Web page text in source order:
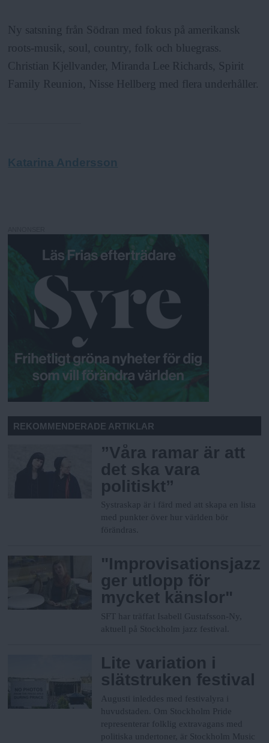
Ny satsning från Södran med fokus på amerikansk
roots-musik, soul, country, folk och bluegrass.
Christian Kjellvander, Miranda Lee Richards, Spirit
Family Reunion, Nisse Hellberg med flera underhåller.
Katarina Andersson
REKOMMENDERADE ARTIKLAR
”Våra ramar är att
det ska vara
politiskt”
Systraskap är i färd med att skapa en lista
med punkter över hur världen bör
förändras.
"Improvisationsjazz
ger utlopp för
mycket känslor"
SFT har träffat Isabell Gustafsson-Ny,
aktuell på Stockholm jazz festival.
Lite variation i
slätstruken festival
Augusti inleddes med festivalyra i
huvudstaden. Om Stockholm Pride
representerar folklig extravagans med
politiska undertoner, är Stockholm Music